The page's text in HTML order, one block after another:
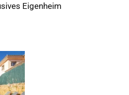
Eigenheim